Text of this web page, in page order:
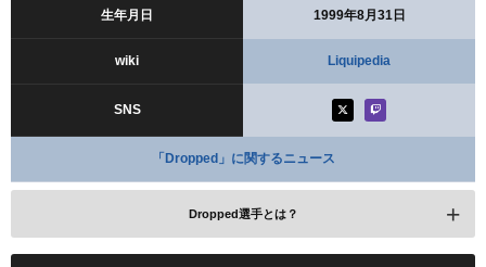
生年月日 1999年8月31日
wiki Liquipedia
SNS
「Dropped」に関するニュース
Dropped選手とは？